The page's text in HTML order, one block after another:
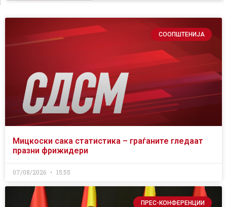
СООПШТЕНИЈА
Мицкоски сака статистика – граѓаните гледаат
празни фрижидери
07/08/2026 15:55
ПРЕС-КОНФЕРЕНЦИИ